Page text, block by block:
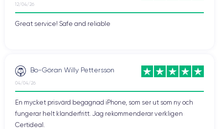
12/04/26
Great service! Safe and reliable
Bo-Göran Willy Pettersson
04/04/26
En mycket prisvärd begagnad iPhone, som ser ut som ny och
fungerar helt klanderfritt. Jag rekommenderar verkligen
Certideal.